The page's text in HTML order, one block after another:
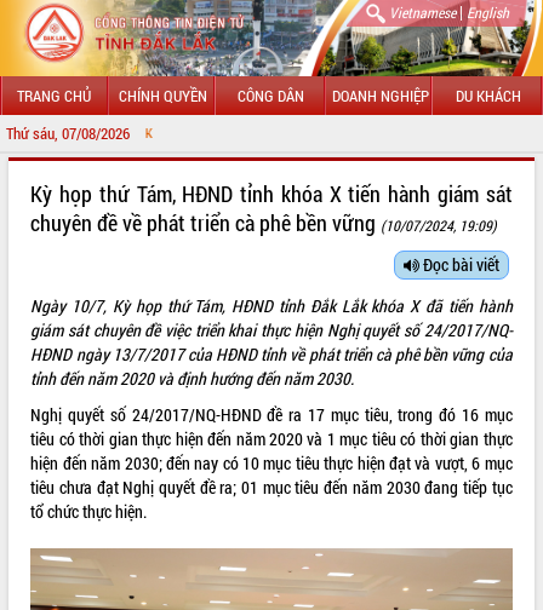
Vietnamese| English
TRANG CHỦ CHÍNH QUYỀN CÔNG DÂN DOANH NGHIỆP DU KHÁCH
Thứ sáu, 07/08/2026
LÃNH ĐẠO UBND TỈNH
SỞ, BAN, NGÀNH
UBND CÁC XÃ, PHƯỜNG
THÔNG TIN CHỈ ĐẠO ĐIỀU HÀNH
HỆ THỐNG VĂN BẢN
VĂN BẢN HĐND TỈNH
ĐIỂM TIN VĂN BẢN
Kỳ họp thứ Tám, HĐND tỉnh khóa X tiến hành giám sát
chuyên đề về phát triển cà phê bền vững (10/07/2024, 19:09)
Đọc bài viết
Ngày 10/7, Kỳ họp thứ Tám, HĐND tỉnh Đắk Lắk khóa X đã tiến hành
giám sát chuyên đề việc triển khai thực hiện Nghị quyết số 24/2017/NQ-
HĐND ngày 13/7/2017 của HĐND tỉnh về phát triển cà phê bền vững của
tỉnh đến năm 2020 và định hướng đến năm 2030.
Nghị quyết số 24/2017/NQ-HĐND đề ra 17 mục tiêu, trong đó 16 mục
tiêu có thời gian thực hiện đến năm 2020 và 1 mục tiêu có thời gian thực
hiện đến năm 2030; đến nay có 10 mục tiêu thực hiện đạt và vượt, 6 mục
tiêu chưa đạt Nghị quyết đề ra; 01 mục tiêu đến năm 2030 đang tiếp tục
tổ chức thực hiện.